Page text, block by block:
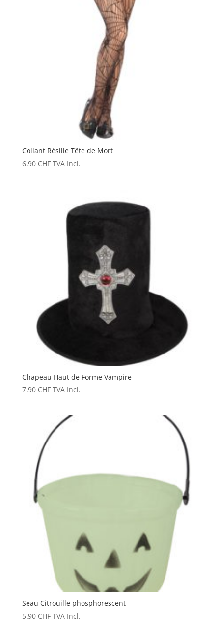
Collant Résille Tête de Mort
6.90 CHF TVA Incl.
Chapeau Haut de Forme Vampire
7.90 CHF TVA Incl.
Seau Citrouille phosphorescent
5.90 CHF TVA Incl.